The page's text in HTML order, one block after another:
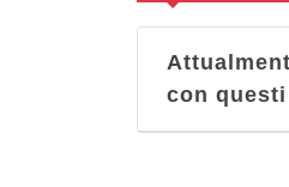
con